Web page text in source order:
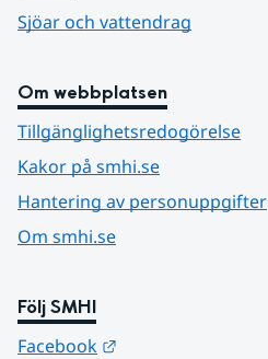
Sjöar och vattendrag
Om webbplatsen
Tillgänglighetsredogörelse
Kakor på smhi.se
Hantering av personuppgifter
Om smhi.se
Följ SMHI
Facebook